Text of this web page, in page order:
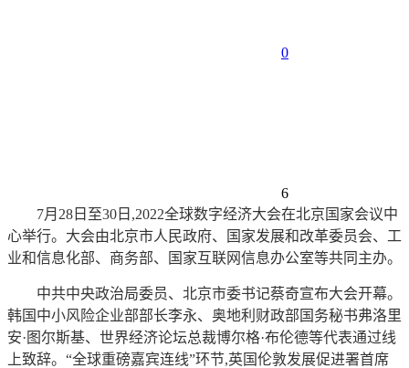
0
6
7月28日至30日,2022全球数字经济大会在北京国家会议中
心举行。大会由北京市人民政府、国家发展和改革委员会、工
业和信息化部、商务部、国家互联网信息办公室等共同主办。
中共中央政治局委员、北京市委书记蔡奇宣布大会开幕。
韩国中小风险企业部部长李永、奥地利财政部国务秘书弗洛里
安·图尔斯基、世界经济论坛总裁博尔格·布伦德等代表通过线
上致辞。“全球重磅嘉宾连线”环节,英国伦敦发展促进署首席